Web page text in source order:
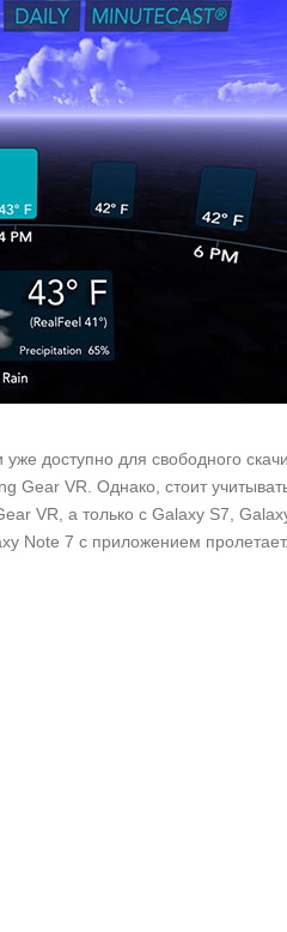
доступно для свободного
Gear VR. Однако, стоит
VR, а только с Galaxy S7,
Note 7 с приложением пролетает.